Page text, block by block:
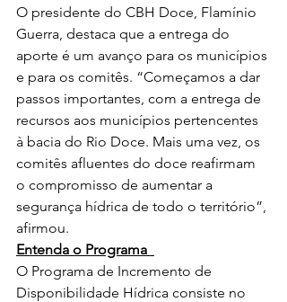
O presidente do CBH Doce, Flamínio
Guerra, destaca que a entrega do
aporte é um avanço para os municípios
e para os comitês. “Começamos a dar
passos importantes, com a entrega de
recursos aos municípios pertencentes
à bacia do Rio Doce. Mais uma vez, os
comitês afluentes do doce reafirmam
o compromisso de aumentar a
segurança hídrica de todo o território”,
afirmou.
Entenda o Programa
O Programa de Incremento de
Disponibilidade Hídrica consiste no